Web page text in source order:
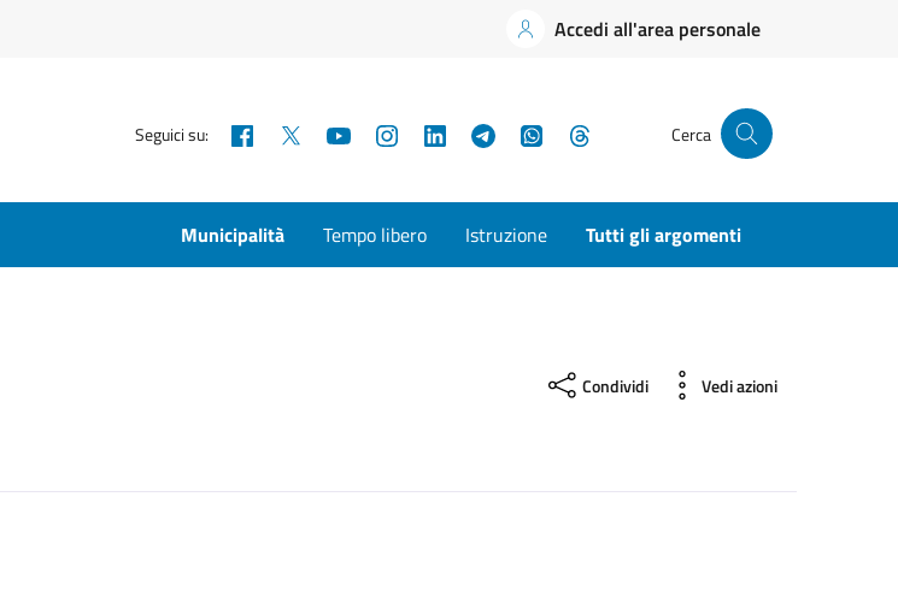
Accedi all'area personale
Seguici su: Facebook YouTubeInstagramLinkedInTelegramWhatsApp Cerca
Municipalità Tempo libero Istruzione Tutti gli argomenti
Condividi Vedi azioni